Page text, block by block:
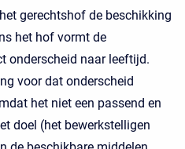
gerechtshof de beschikking
het hof vormt de
onderscheid naar leeftijd.
voor dat onderscheid
het niet een passend en
doel (het bewerkstelligen